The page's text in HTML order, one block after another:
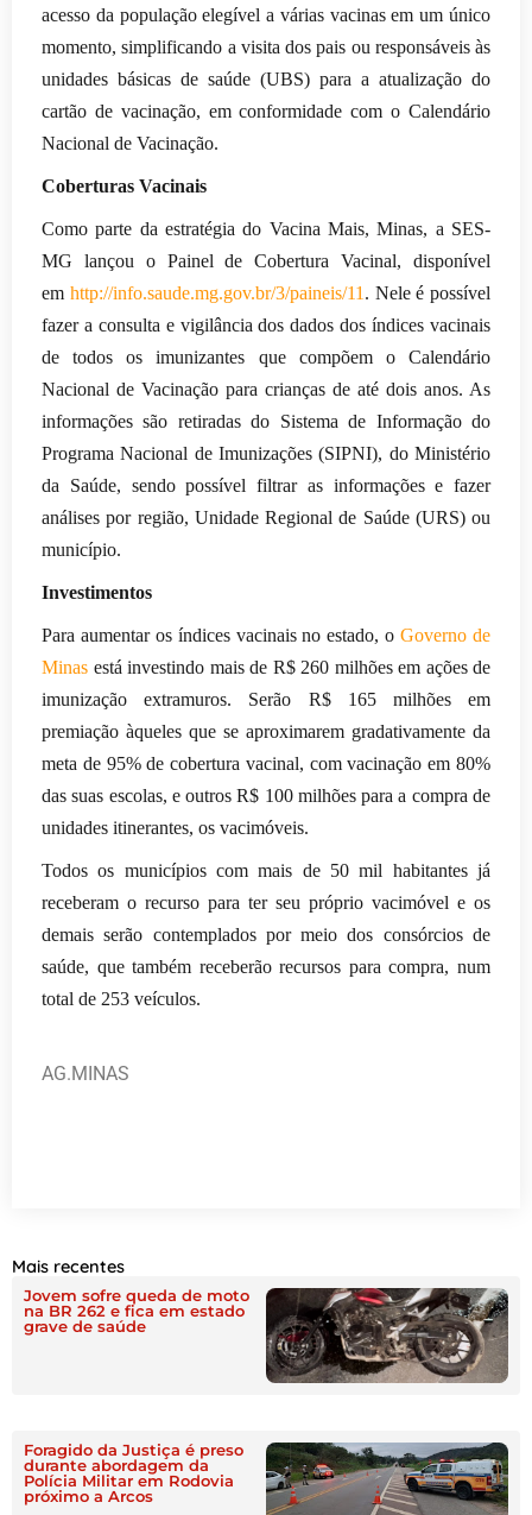
acesso da população elegível a várias vacinas em um único
momento, simplificando a visita dos pais ou responsáveis às
unidades básicas de saúde (UBS) para a atualização do
cartão de vacinação, em conformidade com o Calendário
Nacional de Vacinação.
Coberturas Vacinais
Como parte da estratégia do Vacina Mais, Minas, a SES-
MG lançou o Painel de Cobertura Vacinal, disponível
em http://info.saude.mg.gov.br/3/paineis/11. Nele é possível
fazer a consulta e vigilância dos dados dos índices vacinais
de todos os imunizantes que compõem o Calendário
Nacional de Vacinação para crianças de até dois anos. As
informações são retiradas do Sistema de Informação do
Programa Nacional de Imunizações (SIPNI), do Ministério
da Saúde, sendo possível filtrar as informações e fazer
análises por região, Unidade Regional de Saúde (URS) ou
município.
Investimentos
Para aumentar os índices vacinais no estado, oGoverno de
Minas está investindo mais de R$ 260 milhões em ações de
imunização extramuros. Serão R$ 165 milhões em
premiação àqueles que se aproximarem gradativamente da
meta de 95% de cobertura vacinal, com vacinação em 80%
das suas escolas, e outros R$ 100 milhões para a compra de
unidades itinerantes, os vacimóveis.
Todos os municípios com mais de 50 mil habitantes já
receberam o recurso para ter seu próprio vacimóvel e os
demais serão contemplados por meio dos consórcios de
saúde, que também receberão recursos para compra, num
total de 253 veículos.
AG.MINAS
Mais recentes
Jovem sofre queda de moto
na BR 262 e fica em estado
grave de saúde
Foragido da Justiça é preso
durante abordagem da
Polícia Militar em Rodovia
próximo a Arcos